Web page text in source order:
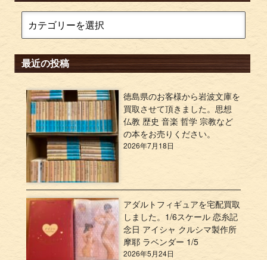
最近の投稿
徳島県のお客様から岩波文庫を
買取させて頂きました。思想
仏教 歴史 音楽 哲学 宗教など
の本をお売りください。
2026年7月18日
アダルトフィギュアを宅配買取
しました。1/6スケール 恋糸記
念日 アイシャ クルシマ製作所
摩耶 ラベンダー 1/5
2026年5月24日